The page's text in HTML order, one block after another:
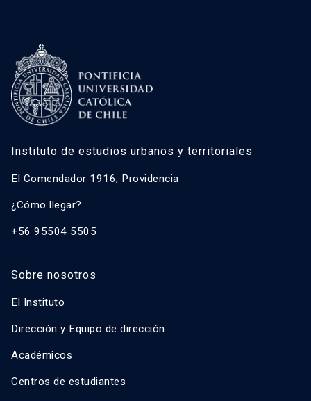
Instituto de estudios urbanos y territoriales
El Comendador 1916, Providencia
¿Cómo llegar?
+56 95504 5505
Sobre nosotros
El Instituto
Dirección y Equipo de dirección
Académicos
Centros de estudiantes